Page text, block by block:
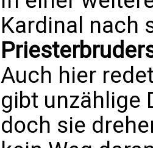
Kardinal nach
Auch hier
gibt unzählige
doch sie